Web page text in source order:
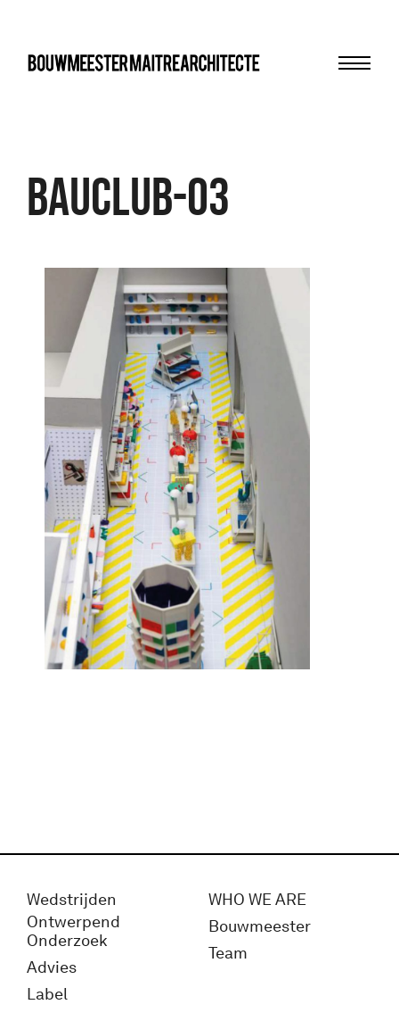
Bauclub-03
Wedstrijden
Ontwerpend
Onderzoek
Advies
Label
WHO WE ARE
Bouwmeester
Team